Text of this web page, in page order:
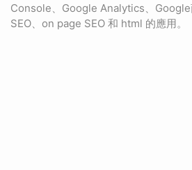
Console、Google Analytics、
SEO、on page SEO 和 html 的應用。